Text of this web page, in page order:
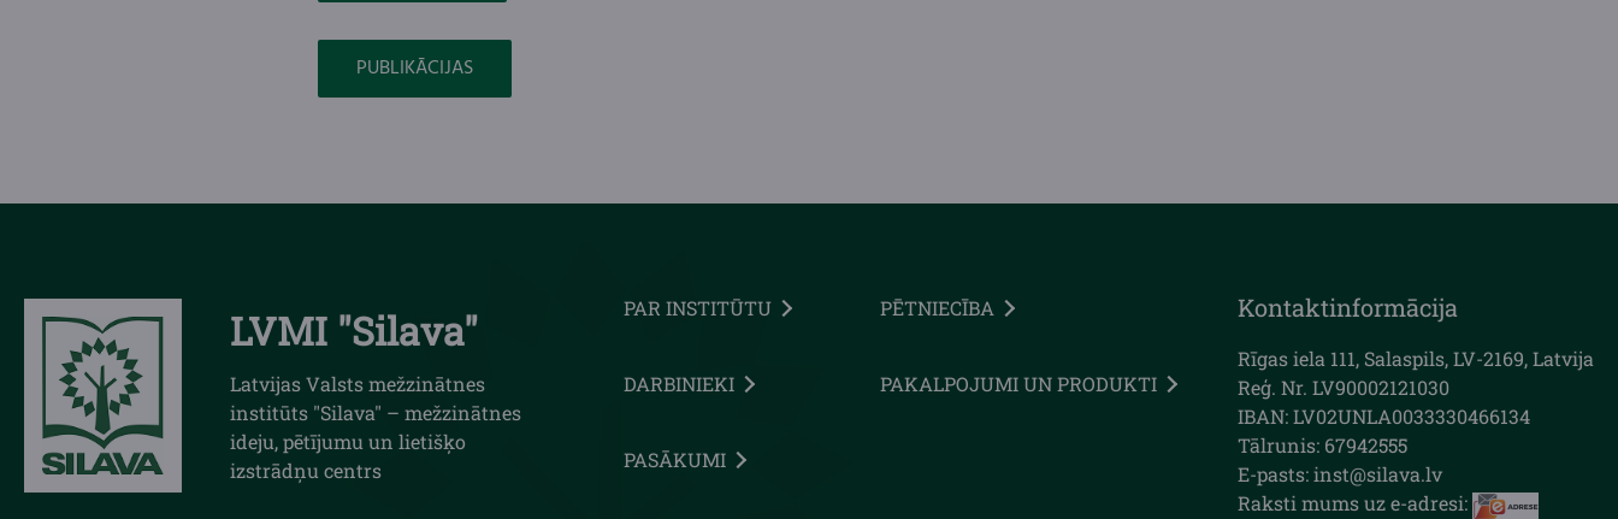
PUBLIKĀCIJAS
LVMI "Silava"
Latvijas Valsts mežzinātnes
institūts "Silava" – mežzinātnes
ideju, pētījumu un lietišķo
izstrādņu centrs
PAR INSTITŪTU PĒTNIECĪBA
DARBINIEKI PAKALPOJUMI UN PRODUKTI
PASĀKUMI
Kontaktinformācija
Rīgas iela 111, Salaspils, LV-2169, Latvija
Reģ. Nr. LV90002121030
IBAN: LV02UNLA0033330466134
Tālrunis: 67942555
E-pasts: inst@silava.lv
Raksti mums uz e-adresi: